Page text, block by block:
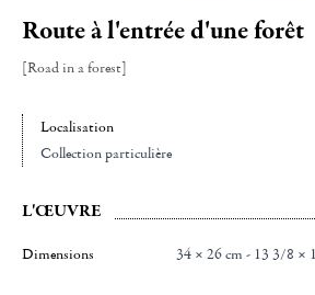
Route à l'entrée d'une forêt
[Road in a forest]
Localisation
Collection particulière
L'ŒUVRE
Dimensions 34 × 26 cm - 13 3/8 ×